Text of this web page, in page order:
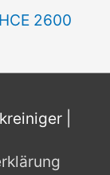
2600
|